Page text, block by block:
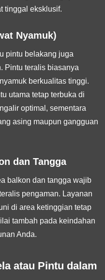
tinggal eksklusif.
Nyamuk)
pintu belakang juga
Pintu teralis biasanya
berkualitas tinggi.
utama tetap terbuka di
optimal, sementara
asing maupun gangguan
dan Tangga
balkon dan tangga wajib
pengaman. Layanan
di area ketinggian tetap
tambah pada keindahan
Anda.
atau Pintu dalam